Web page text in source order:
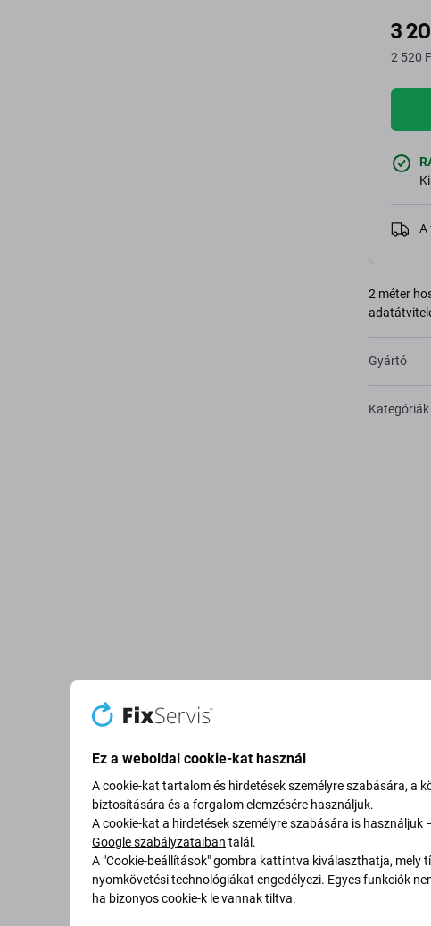
3
2 520
A
2 méter
Gyártó
Kategóriák
Ez a weboldal cookie-kat használ
A cookie-kat tartalom és hirdetések személyre szabására, a
biztosítására és a forgalom elemzésére használjuk.
A cookie-kat a hirdetések személyre szabására is
Google szabályzataiban talál.
A "Cookie-beállítások" gombra kattintva kiválaszthatja, mely
nyomkövetési technológiákat engedélyezi. Egyes funkciók
ha bizonyos cookie-k le vannak tiltva.